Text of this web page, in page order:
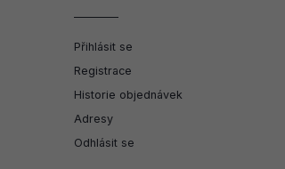
Přihlásit se
Registrace
Historie objednávek
Adresy
Odhlásit se